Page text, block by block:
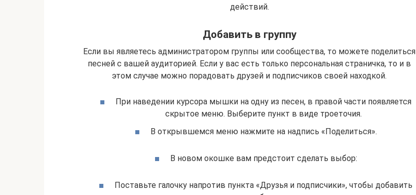
действий.
Добавить в группу
Если вы являетесь администратором группы или сообщества, то можете поделиться
песней с вашей аудиторией. Если у вас есть только персональная страничка, то и в
этом случае можно порадовать друзей и подписчиков своей находкой.
При наведении курсора мышки на одну из песен, в правой части появляется
скрытое меню. Выберите пункт в виде троеточия.
В открывшемся меню нажмите на надпись «Поделиться».
В новом окошке вам предстоит сделать выбор:
Поставьте галочку напротив пункта «Друзья и подписчики», чтобы добавить